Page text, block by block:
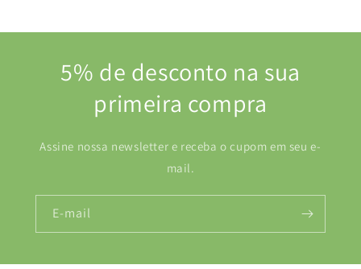
5% de desconto na sua
primeira compra
Assine nossa newsletter e receba o cupom em seu e-
mail.
E-mail